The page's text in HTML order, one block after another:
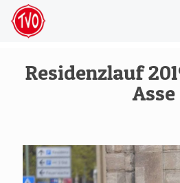
Residenzlauf
Asse